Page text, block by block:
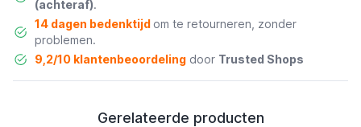
(achteraf).
14 dagen bedenktijd om te retourneren, zonder
problemen.
9,2/10 klantenbeoordelingdoor Trusted Shops
Gerelateerde producten